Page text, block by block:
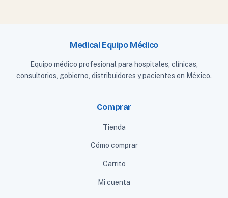
Medical Equipo Médico
Equipo médico profesional para hospitales, clínicas,
consultorios, gobierno, distribuidores y pacientes en México.
Comprar
Tienda
Cómo comprar
Carrito
Mi cuenta